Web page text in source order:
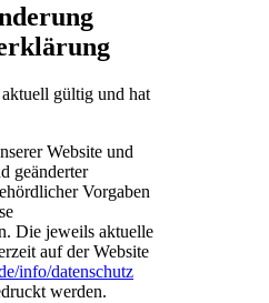
gültig und hat
Website und
geänderter
Vorgaben
Die jeweils aktuelle
auf der Website
info/datenschutz
werden.